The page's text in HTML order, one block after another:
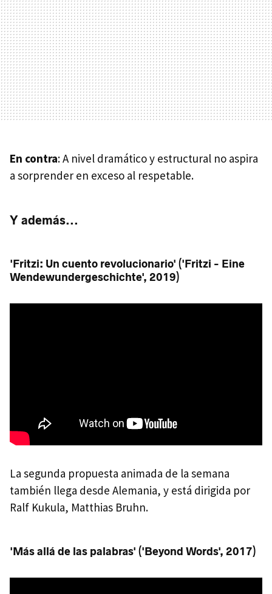
En contra: A nivel dramático y estructural no aspira
a sorprender en exceso al respetable.
Y además...
'Fritzi: Un cuento revolucionario' ('Fritzi - Eine
Wendewundergeschichte', 2019)
La segunda propuesta animada de la semana
también llega desde Alemania, y está dirigida por
Ralf Kukula, Matthias Bruhn.
'Más allá de las palabras' ('Beyond Words', 2017)